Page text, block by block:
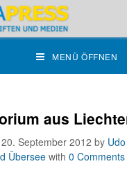
MENÜ ÖFFNEN
aus
September 2012by
Übersee with0 Comments